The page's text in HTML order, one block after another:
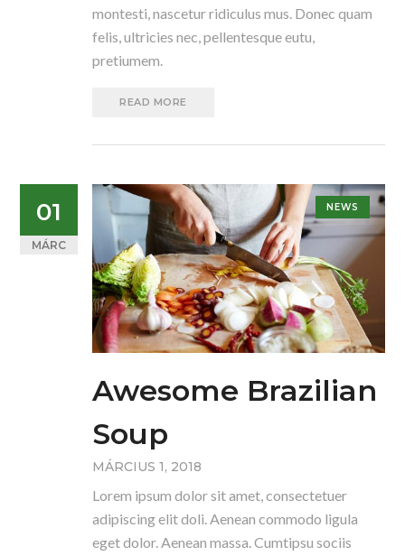
montesti, nascetur ridiculus mus. Donec quam
felis, ultricies nec, pellentesque eutu,
pretiumem.
READ MORE
01
MÁRC
NEWS
Awesome Brazilian
Soup
MÁRCIUS 1, 2018
Lorem ipsum dolor sit amet, consectetuer
adipiscing elit doli. Aenean commodo ligula
eget dolor. Aenean massa. Cumtipsu sociis